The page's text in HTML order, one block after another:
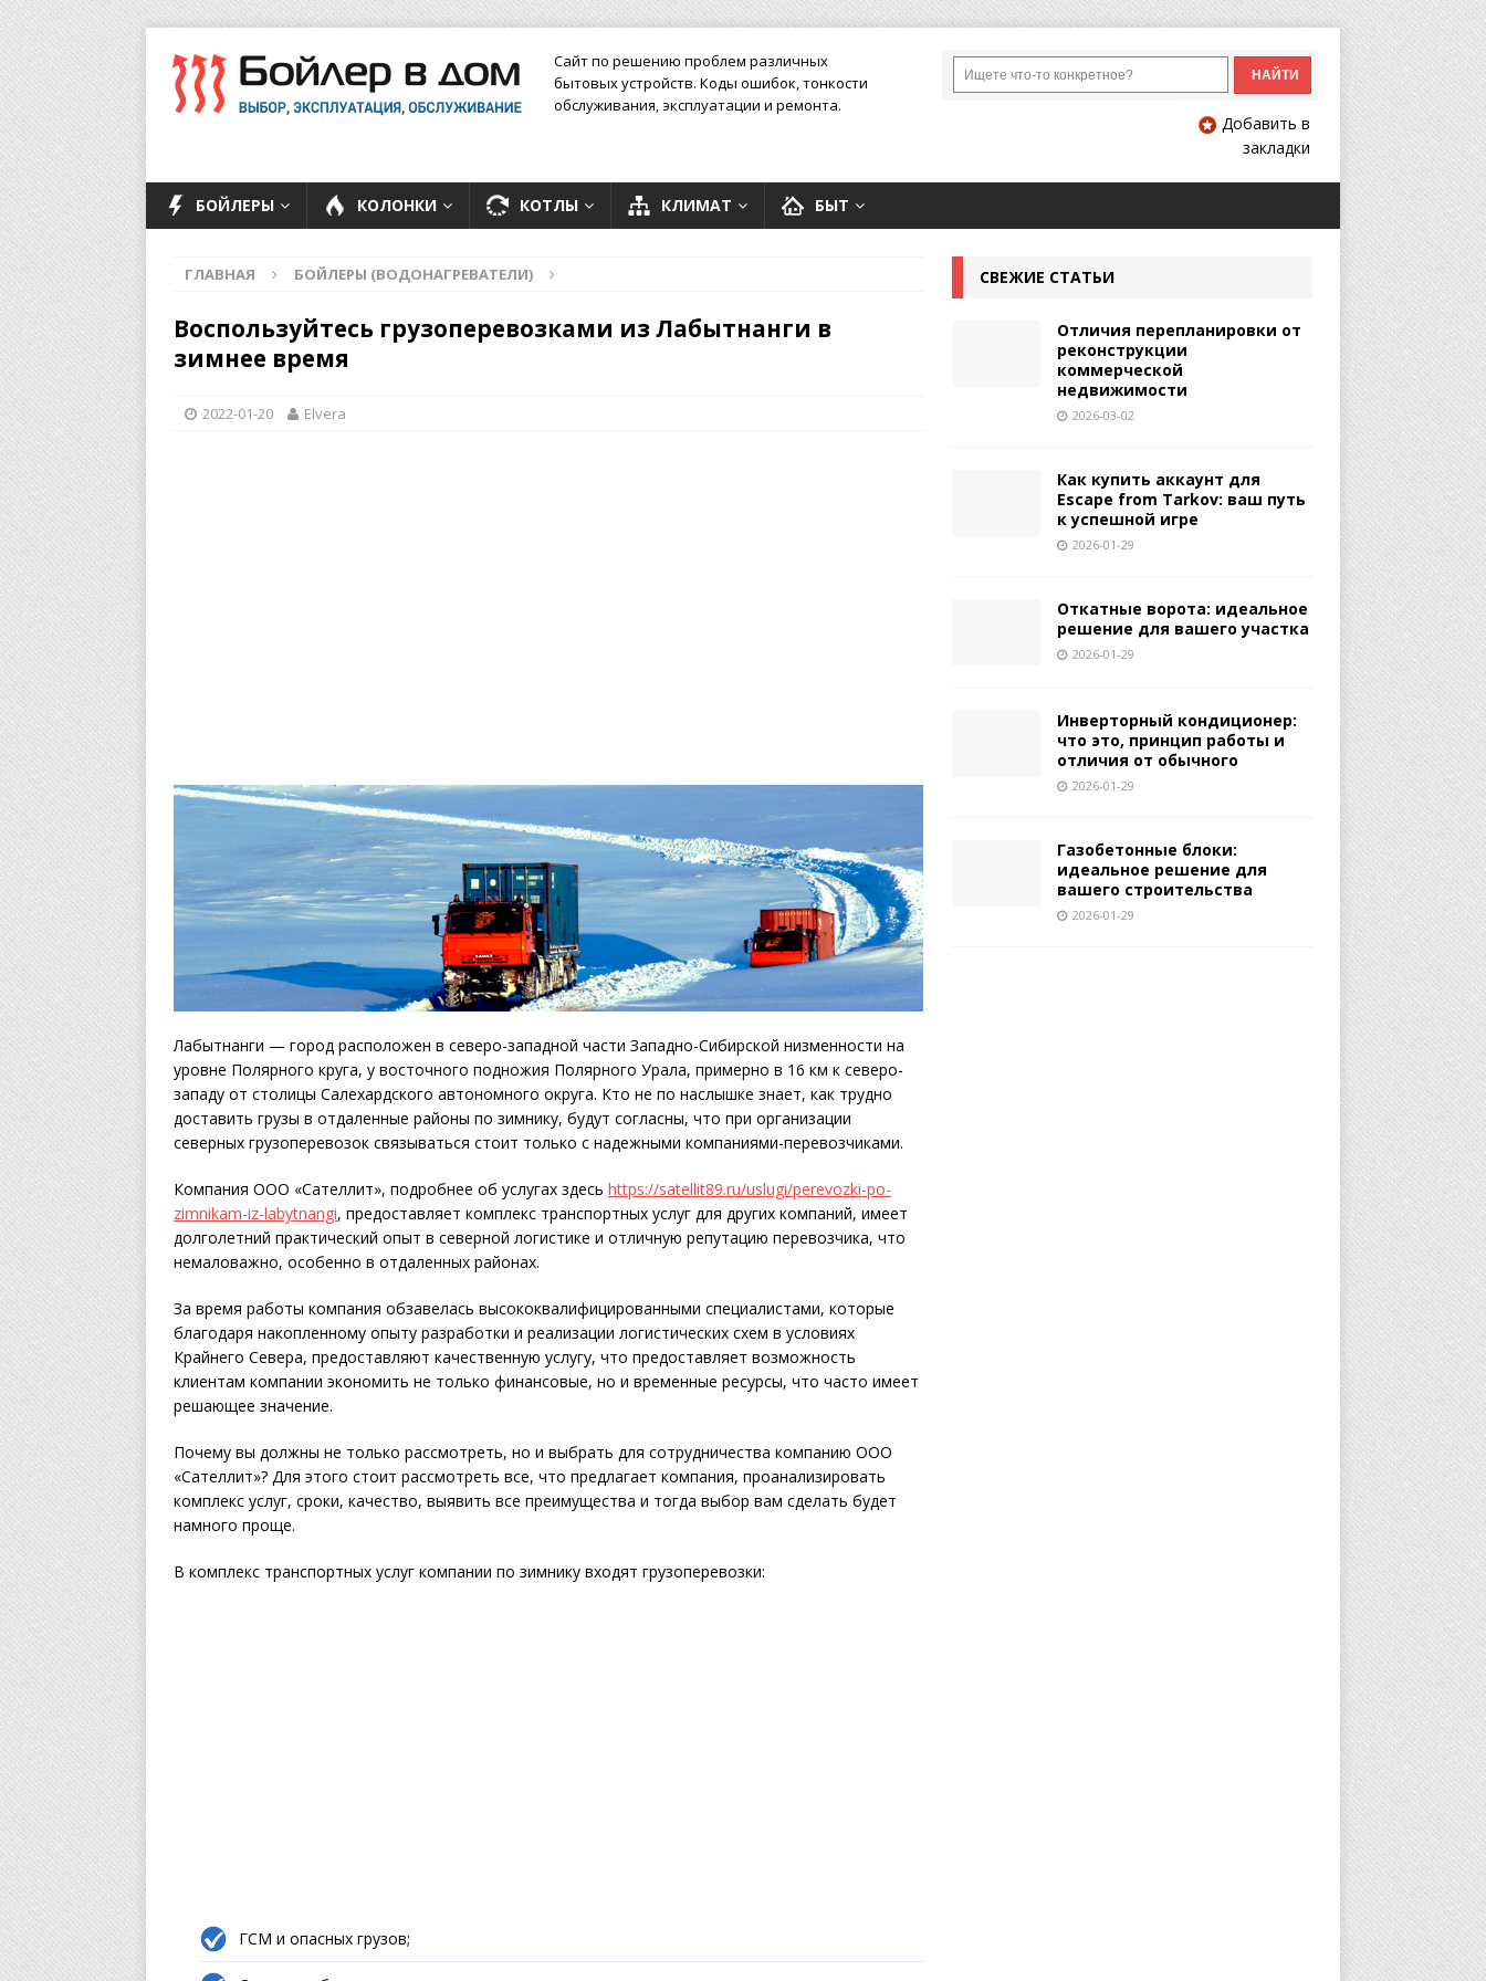
Сайт по решению проблем различных
бытовых устройств. Коды ошибок, тонкости
обслуживания, эксплуатации и ремонта.
Добавить в
закладки
БОЙЛЕРЫ КОЛОНКИ КОТЛЫ КЛИМАТ БЫТ
ГЛАВНАЯ БОЙЛЕРЫ (ВОДОНАГРЕВАТЕЛИ)
Воспользуйтесь грузоперевозками из Лабытнанги в
зимнее время
2022-01-20 Elvera
Лабытнанги — город расположен в северо-западной части Западно-Сибирской низменности на
уровне Полярного круга, у восточного подножия Полярного Урала, примерно в 16 км к северо-
западу от столицы Салехардского автономного округа. Кто не по наслышке знает, как трудно
доставить грузы в отдаленные районы по зимнику, будут согласны, что при организации
северных грузоперевозок связываться стоит только с надежными компаниями-перевозчиками.
Компания ООО «Сателлит», подробнее об услугах здесь https://satellit89.ru/uslugi/perevozki-po-
zimnikam-iz-labytnangi, предоставляет комплекс транспортных услуг для других компаний, имеет
долголетний практический опыт в северной логистике и отличную репутацию перевозчика, что
немаловажно, особенно в отдаленных районах.
За время работы компания обзавелась высококвалифицированными специалистами, которые
благодаря накопленному опыту разработки и реализации логистических схем в условиях
Крайнего Севера, предоставляют качественную услугу, что предоставляет возможность
клиентам компании экономить не только финансовые, но и временные ресурсы, что часто имеет
решающее значение.
Почему вы должны не только рассмотреть, но и выбрать для сотрудничества компанию ООО
«Сателлит»? Для этого стоит рассмотреть все, что предлагает компания, проанализировать
комплекс услуг, сроки, качество, выявить все преимущества и тогда выбор вам сделать будет
намного проще.
В комплекс транспортных услуг компании по зимнику входят грузоперевозки:
ГСМ и опасных грузов;
СВЕЖИЕ СТАТЬИ
Отличия перепланировки от
реконструкции
коммерческой
недвижимости
2026-03-02
Как купить аккаунт для
Escape from Tarkov: ваш путь
к успешной игре
2026-01-29
Откатные ворота: идеальное
решение для вашего участка
2026-01-29
Инверторный кондиционер:
что это, принцип работы и
отличия от обычного
2026-01-29
Газобетонные блоки:
идеальное решение для
вашего строительства
2026-01-29